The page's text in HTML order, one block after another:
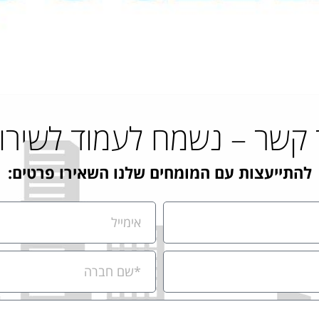
קשר – נשמח לעמוד
להתייעצות עם המומחים שלנו השאירו פרטים: